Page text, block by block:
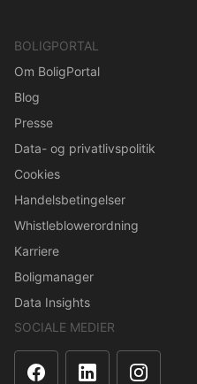
BOLIGPORTAL
Om BoligPortal
Blog
Presse
Data- og privatlivspolitik
Cookies
Handelsbetingelser
Whistleblowerordning
Karriere
Boligmanager
Data Insights
SOCIALE MEDIER